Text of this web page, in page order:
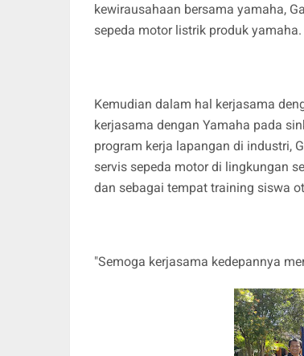
kewirausahaan bersama yamaha,
sepeda motor listrik produk yamaha.
Kemudian dalam hal kerjasama
kerjasama dengan Yamaha pada
program kerja lapangan di industri,
servis sepeda motor di lingkungan
dan sebagai tempat training siswa
"Semoga kerjasama kedepannya